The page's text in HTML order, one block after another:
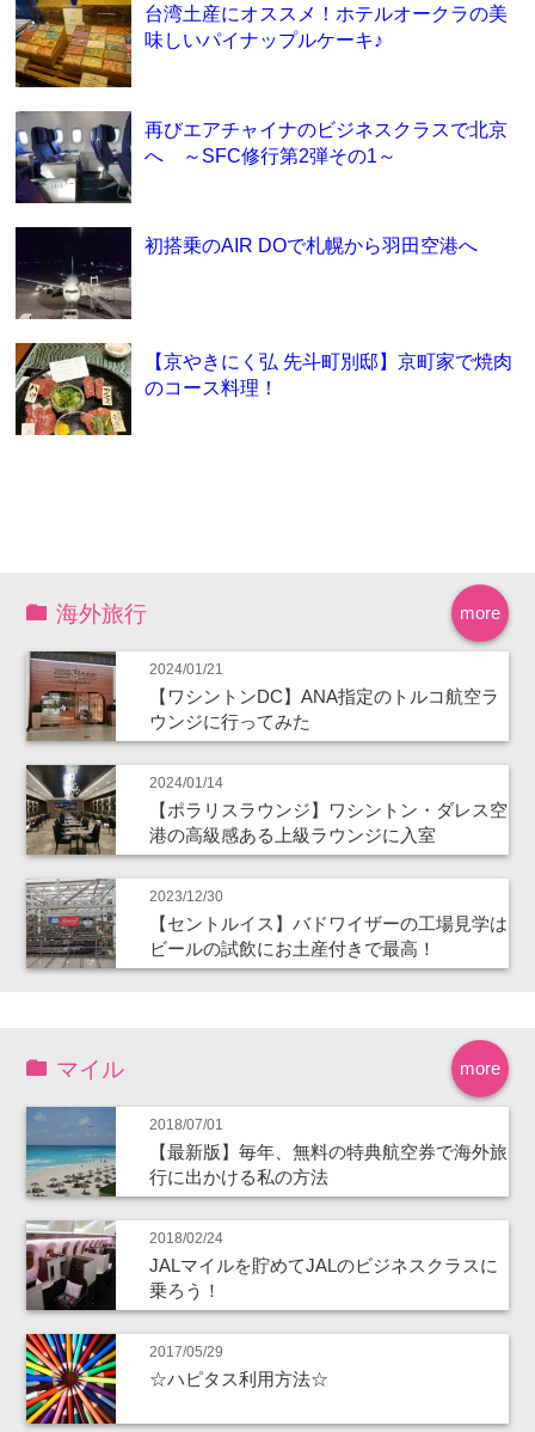
台湾土産にオススメ！ホテルオークラの美
味しいパイナップルケーキ♪
再びエアチャイナのビジネスクラスで北京
へ ～SFC修行第2弾その1～
初搭乗のAIR DOで札幌から羽田空港へ
【京やきにく弘 先斗町別邸】京町家で焼肉
のコース料理！
more
海外旅行
2024/01/21
【ワシントンDC】ANA指定のトルコ航空ラ
ウンジに行ってみた
2024/01/14
【ポラリスラウンジ】ワシントン・ダレス空
港の高級感ある上級ラウンジに入室
2023/12/30
【セントルイス】バドワイザーの工場見学は
ビールの試飲にお土産付きで最高！
more
マイル
2018/07/01
【最新版】毎年、無料の特典航空券で海外旅
行に出かける私の方法
2018/02/24
JALマイルを貯めてJALのビジネスクラスに
乗ろう！
2017/05/29
☆ハピタス利用方法☆